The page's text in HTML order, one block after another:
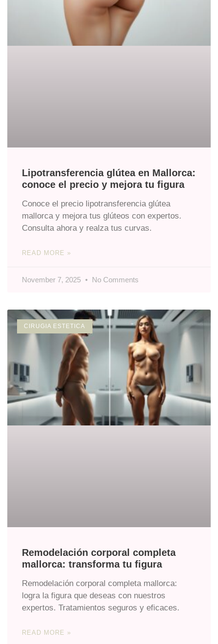
Lipotransferencia glútea en Mallorca:
conoce el precio y mejora tu figura
Conoce el precio lipotransferencia glútea
mallorca y mejora tus glúteos con expertos.
Consulta ahora y realza tus curvas.
READ MORE »
November 7, 2025 No Comments
CIRUGIA ESTETICA
Remodelación corporal completa
mallorca: transforma tu figura
Remodelación corporal completa mallorca:
logra la figura que deseas con nuestros
expertos. Tratamientos seguros y eficaces.
READ MORE »